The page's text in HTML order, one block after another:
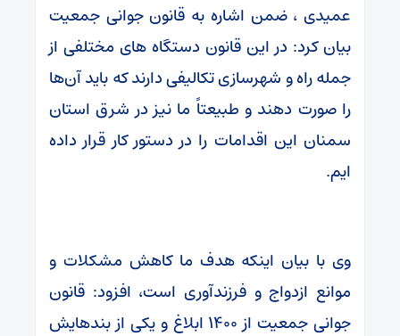
عمیدی ، ضمن اشاره به قانون جوانی جمعیت
بیان کرد: در این قانون دستگاه های مختلفی از
جمله راه و شهرسازی تکالیفی دارند که باید آن‌ها
را صورت دهند و طبیعتاً ما نیز در شرق استان
سمنان این اقدامات را در دستور کار قرار داده
ایم.
وی با بیان اینکه هدف ما کاهش مشکلات و
موانع ازدواج و فرزندآوری است، افزود: قانون
جوانی جمعیت از ۱۴۰۰ ابلاغ و یکی از بندهایش